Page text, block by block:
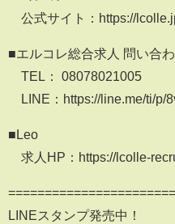
公式サイト：https://
■エルコレ総合求人 問い合
TEL： 08078021005
LINE：https://line.me/ti/p/
■Leo
求人HP：https://lcolle-
LINEスタンプ発売中！